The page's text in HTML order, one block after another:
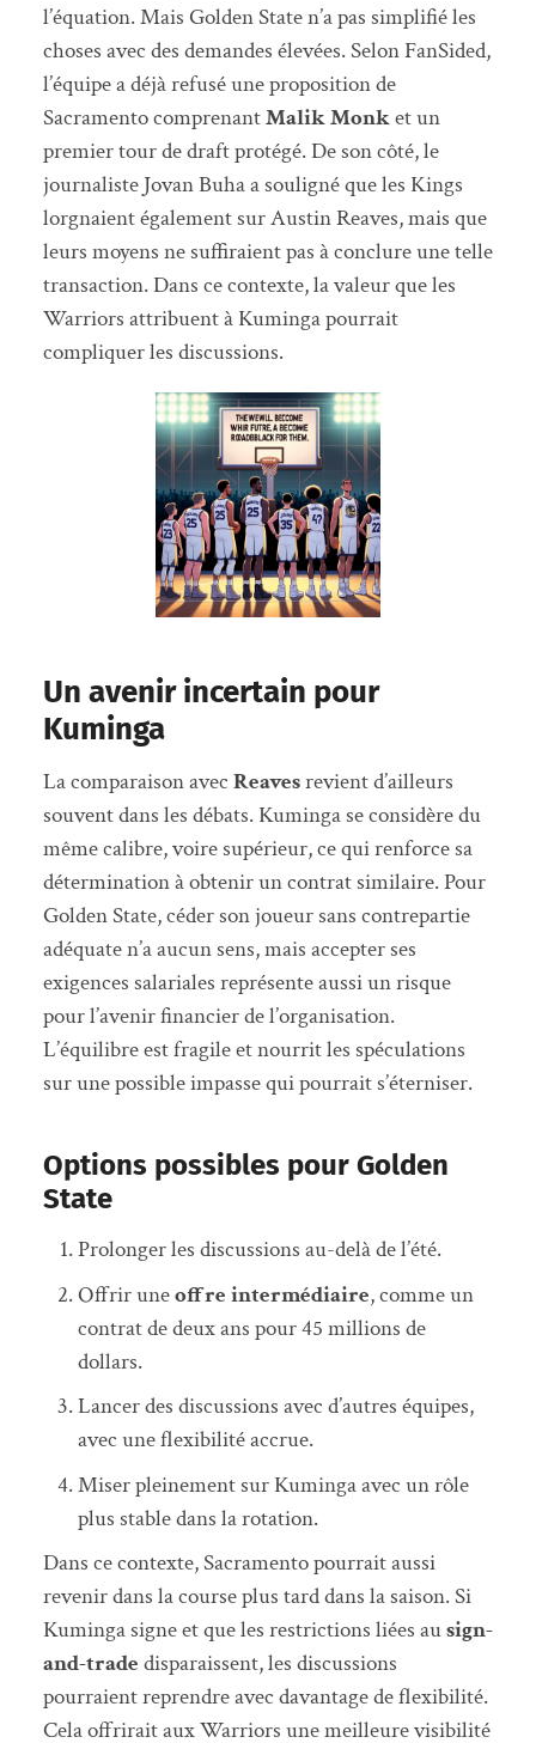
l’équation. Mais Golden State n’a pas simplifié les
choses avec des demandes élevées. Selon FanSided,
l’équipe a déjà refusé une proposition de
Sacramento comprenantMalik Monket un
premier tour de draft protégé. De son côté, le
journaliste Jovan Buha a souligné que les Kings
lorgnaient également sur Austin Reaves, mais que
leurs moyens ne suffiraient pas à conclure une telle
transaction. Dans ce contexte, la valeur que les
Warriors attribuent à Kuminga pourrait
compliquer les discussions.
Un avenir incertain pour
Kuminga
La comparaison avec Reavesrevient d’ailleurs
souvent dans les débats. Kuminga se considère du
même calibre, voire supérieur, ce qui renforce sa
détermination à obtenir un contrat similaire. Pour
Golden State, céder son joueur sans contrepartie
adéquate n’a aucun sens, mais accepter ses
exigences salariales représente aussi un risque
pour l’avenir financier de l’organisation.
L’équilibre est fragile et nourrit les spéculations
sur une possible impasse qui pourrait s’éterniser.
Options possibles pour Golden
State
Prolonger les discussions au-delà de l’été.
Offrir uneoffre intermédiaire, comme un
contrat de deux ans pour 45 millions de
dollars.
Lancer des discussions avec d’autres équipes,
avec une flexibilité accrue.
Miser pleinement sur Kuminga avec un rôle
plus stable dans la rotation.
Dans ce contexte, Sacramento pourrait aussi
revenir dans la course plus tard dans la saison. Si
Kuminga signe et que les restrictions liées ausign-
and-trade disparaissent, les discussions
pourraient reprendre avec davantage de flexibilité.
Cela offrirait aux Warriors une meilleure visibilité